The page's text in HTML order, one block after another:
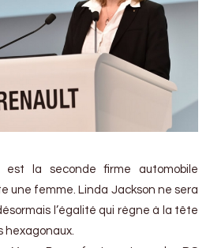
est la seconde firme automobile
une femme. Linda Jackson ne sera
l’égalité qui règne à la tête
hexagonaux.